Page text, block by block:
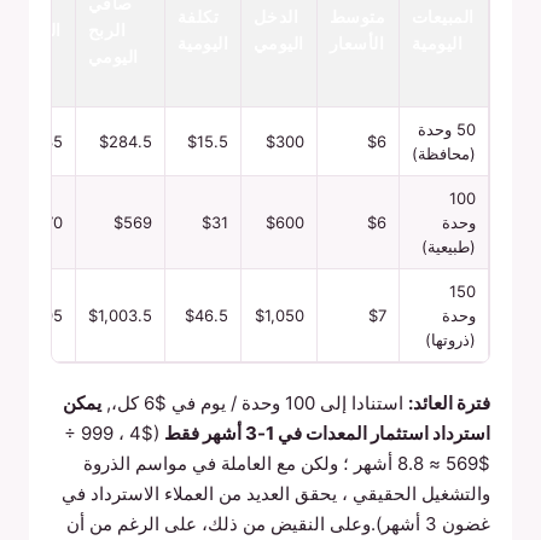
50 وحدة
(محافظة)
$6
$300
$15.5
$284.5
$8,535
100
وحدة
(طبيعية)
$6
$600
$31
$569
$17,070
150
وحدة
(ذروتها)
$7
$1,050
$46.5
$1,003.5
$30,105
فترة العائد: استنادا إلى 100 وحدة / يوم في $6 كل،,
يمكن
استرداد استثمار المعدات في 1-3 أشهر فقط
($4 ، 999 ÷
$569 ≈ 8.8 أشهر ؛ ولكن مع العاملة في مواسم الذروة
والتشغيل الحقيقي ، يحقق العديد من العملاء الاسترداد في
غضون 3 أشهر).وعلى النقيض من ذلك، على الرغم من أن